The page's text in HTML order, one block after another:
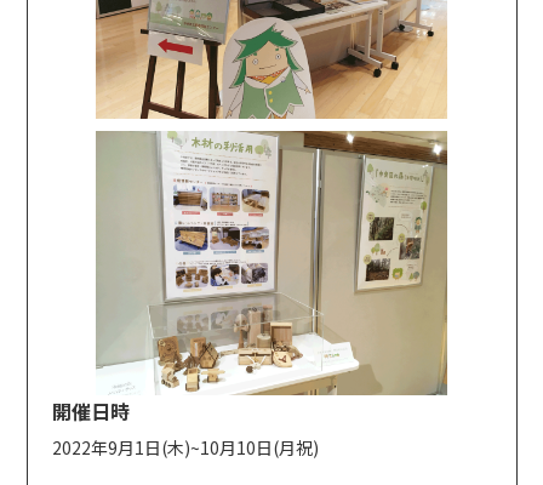
開催日時
2022年9月1日(木)~10月10日(月祝)